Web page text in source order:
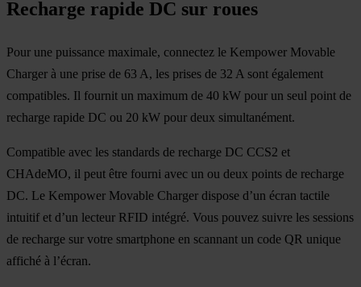
Recharge rapide DC sur roues
Pour une puissance maximale, connectez le Kempower Movable
Charger à une prise de 63 A, les prises de 32 A sont également
compatibles. Il fournit un maximum de 40 kW pour un seul point de
recharge rapide DC ou 20 kW pour deux simultanément.
Compatible avec les standards de recharge DC CCS2 et
CHAdeMO, il peut être fourni avec un ou deux points de recharge
DC. Le Kempower Movable Charger dispose d’un écran tactile
intuitif et d’un lecteur RFID intégré. Vous pouvez suivre les sessions
de recharge sur votre smartphone en scannant un code QR unique
affiché à l’écran.